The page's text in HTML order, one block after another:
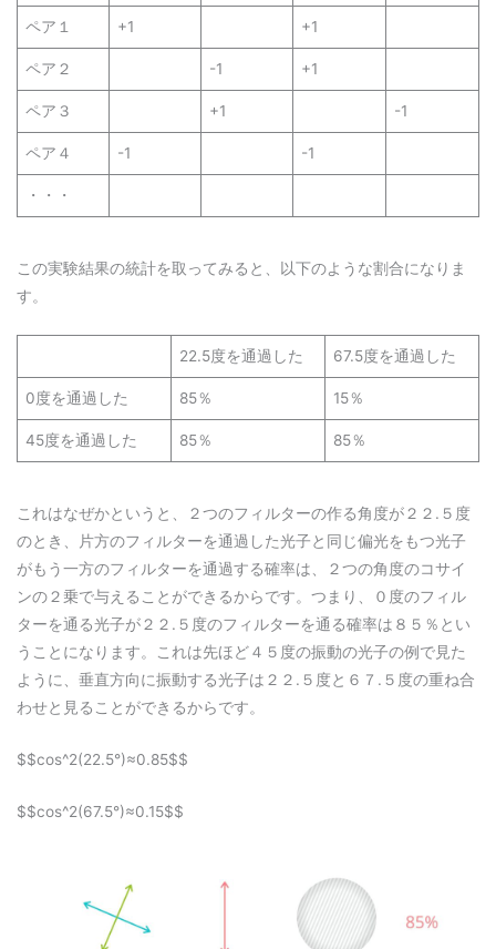
ペア１ +1 +1
ペア２ -1 +1
ペア３ +1 -1
ペア４ -1 -1
・・・
この実験結果の統計を取ってみると、以下のような割合になりま
す。
22.5度を通過した 67.5度を通過した
0度を通過した 85％ 15％
45度を通過した 85％ 85％
これはなぜかというと、２つのフィルターの作る角度が２２.５度
のとき、片方のフィルターを通過した光子と同じ偏光をもつ光子
がもう一方のフィルターを通過する確率は、２つの角度のコサイ
ンの２乗で与えることができるからです。つまり、０度のフィル
ターを通る光子が２２.５度のフィルターを通る確率は８５％とい
うことになります。これは先ほど４５度の振動の光子の例で見た
ように、垂直方向に振動する光子は２２.５度と６７.５度の重ね合
わせと見ることができるからです。
$$cos^2(22.5°)≈0.85$$
$$cos^2(67.5°)≈0.15$$